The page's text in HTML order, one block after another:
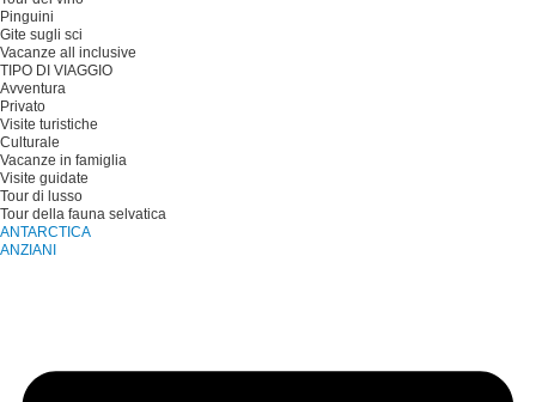
Pinguini
Gite sugli sci
Vacanze all inclusive
TIPO DI VIAGGIO
Avventura
Privato
Visite turistiche
Culturale
Vacanze in famiglia
Visite guidate
Tour di lusso
Tour della fauna selvatica
ANTARCTICA
ANZIANI